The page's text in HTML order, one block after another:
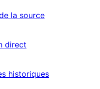
la source
direct
historiques